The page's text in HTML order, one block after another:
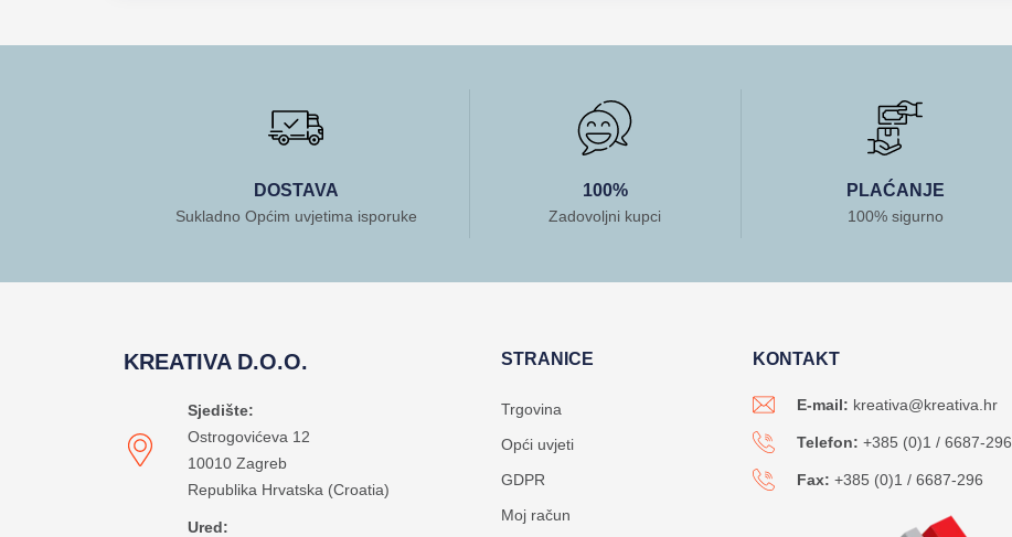
DOSTAVA
Sukladno Općim uvjetima isporuke
100%
Zadovoljni kupci
PLAĆANJE
100% sigurno
KREATIVA D.O.O.
Sjedište:
Ostrogovićeva 12
10010 Zagreb
Republika Hrvatska (Croatia)
Ured:
STRANICE
Trgovina
Opći uvjeti
GDPR
Moj račun
KONTAKT
E-mail: kreativa@kreativa.hr
Telefon: +385 (0)1 / 6687-296
Fax: +385 (0)1 / 6687-296